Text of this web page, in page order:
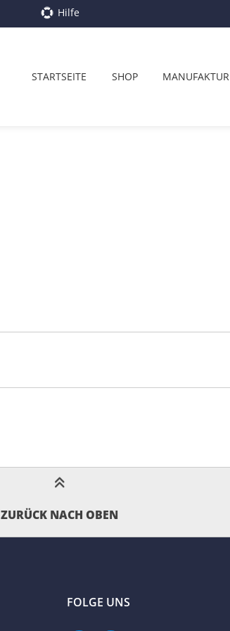
Hilfe
STARTSEITE SHOP MANUFAKTUR
ZURÜCK NACH OBEN
FOLGE UNS